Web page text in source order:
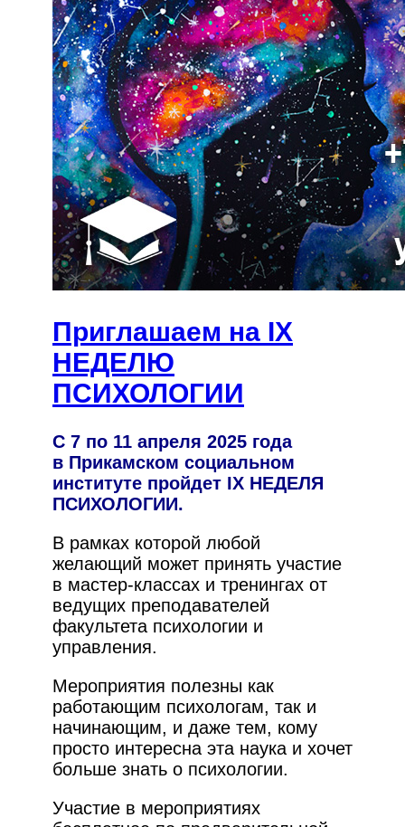
Приглашаем на IX
НЕДЕЛЮ
ПСИХОЛОГИИ
С 7 по 11 апреля 2025 года
в Прикамском социальном
институте пройдет IX НЕДЕЛЯ
ПСИХОЛОГИИ.
В рамках которой любой
желающий может принять участие
в мастер-классах и тренингах от
ведущих преподавателей
факультета психологии и
управления.
Мероприятия полезны как
работающим психологам, так и
начинающим, и даже тем, кому
просто интересна эта наука и хочет
больше знать о психологии.
Участие в мероприятиях